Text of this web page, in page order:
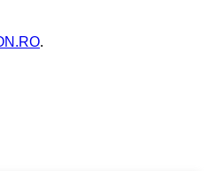
.